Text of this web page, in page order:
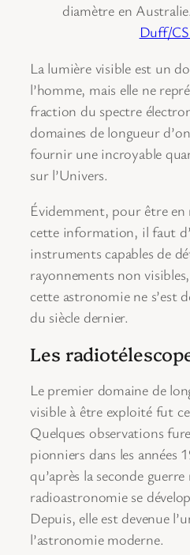
diamètre en
Duff/
La lumière visible est un
l’homme, mais elle ne
fraction du spectre
domaines de longueur
fournir une incroyable
sur l’Univers.
Évidemment, pour être en
cette information, il faut
instruments capables de
rayonnements non
cette astronomie ne s’est
du siècle dernier.
Les
Le premier domaine de
visible à être exploité fut
Quelques observations
pionniers dans les années
qu’après la seconde
radioastronomie se
Depuis, elle est devenue
l’astronomie moderne.